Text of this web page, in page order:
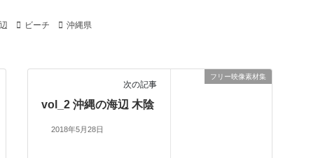
ビーチ 沖縄県
フリー映像素材集
次の記事
vol_2 沖縄の海辺 木陰
2018年5月28日